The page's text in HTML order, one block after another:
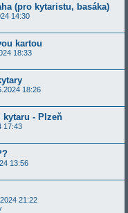
(pro kytaristu, basáka)
14:30
kartou
18:33
18:26
kytaru - Plzeň
17:43
13:56
21:22